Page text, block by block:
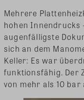
Mehrere
hohen Innendrucks
augenfälligste
sich an dem
Keller: Es war
funktionsfähig. Der
von mehr als 10